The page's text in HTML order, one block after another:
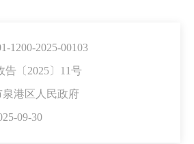
1200-2025-00103
告〔2025〕11号
港区人民政府
09-30